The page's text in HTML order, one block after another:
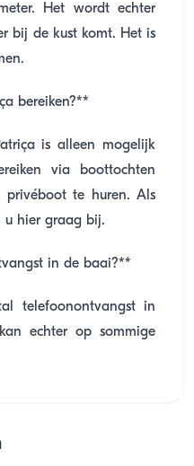
Het wordt echter
bij de kust komt. Het is
bereiken?**
is alleen mogelijk
via boottochten
te huren. Als
u hier graag bij.
in de baai?**
telefoonontvangst in
echter op sommige